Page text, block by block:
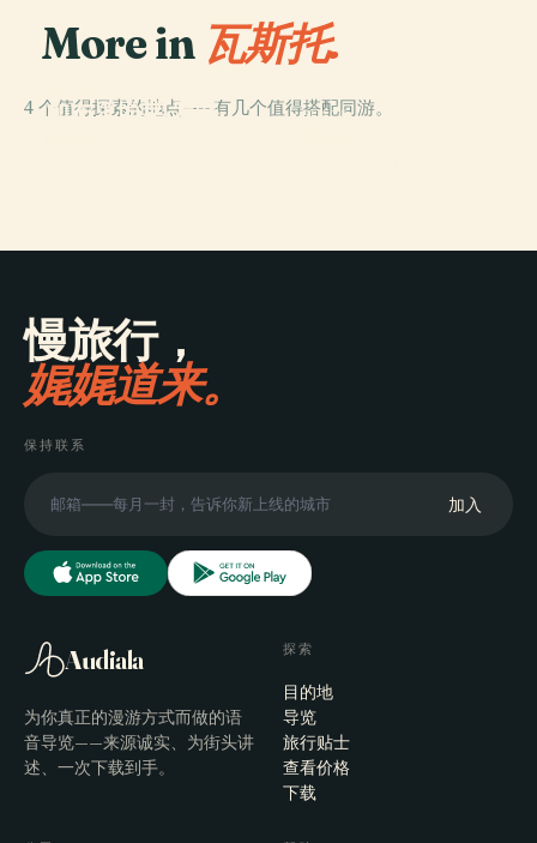
More in 瓦斯托.
4 个值得探索的地点——有几个值得搭配同游。
加布里埃莱·罗塞
PLACE
慢旅行，
娓娓道来。
保持联系
加入
Audiala
为你真正的漫游方式而做的语
音导览——来源诚实、为街头讲
述、一次下载到手。
探索
目的地
导览
旅行贴士
查看价格
下载